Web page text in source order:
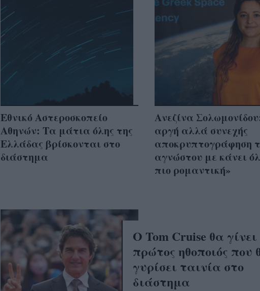
Εθνικό Αστεροσκοπείο
Αθηνών: Τα μάτια όλης της
Ελλάδας βρίσκονται στο
διάστημα
Ανεζίνα
αργή αλλά συνεχής
αποκρυπτογράφηση
αγνώστου με κάνει
πιο ρομαντική»
Ο Tom Cruise θα γίνει
πρώτος ηθοποιός που
γυρίσει ταινία στο
διάστημα